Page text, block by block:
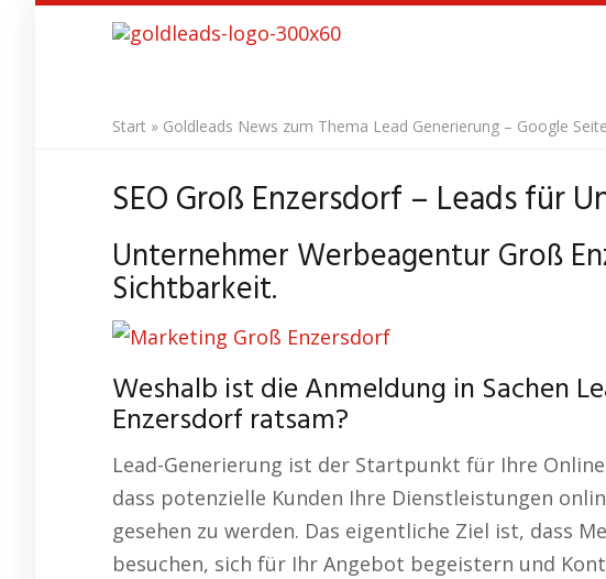
Start » Goldleads News zum Thema Lead Generierung – Google
SEO Groß Enzersdorf – Leads für
Unternehmer Werbeagentur Groß
Sichtbarkeit.
Weshalb ist die Anmeldung in Sachen
Enzersdorf ratsam?
Lead-Generierung ist der Startpunkt für Ihre
dass potenzielle Kunden Ihre Dienstleistungen
gesehen zu werden. Das eigentliche Ziel ist, dass
besuchen, sich für Ihr Angebot begeistern und